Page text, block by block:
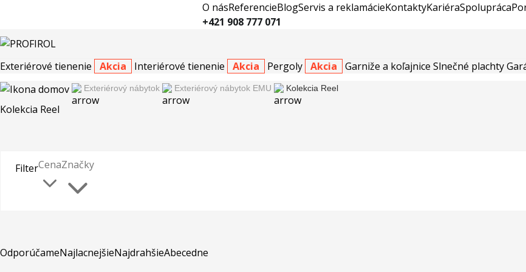
O násReferencieBlogServis a reklamácieKontaktyKariéraSpolupráca
+421 908 777 071
Exteriérové tienenie
Akcia Interiérové tienenie Akcia Pergoly Akcia Garniže a koľajnice Slnečné plachty
Exteriérový nábytok Exteriérový nábytok EMU Kolekcia Reel
Kolekcia Reel
FilterCenaZnačky
OdporúčameNajlacnejšieNajdrahšieAbecedne